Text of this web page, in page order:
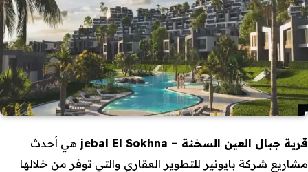
قرية جبال العين السخنة – jebal El Sokhna
هي أحدث
مشاريع شركة بايونير للتطوير العقاري والتي توفر من خلالها